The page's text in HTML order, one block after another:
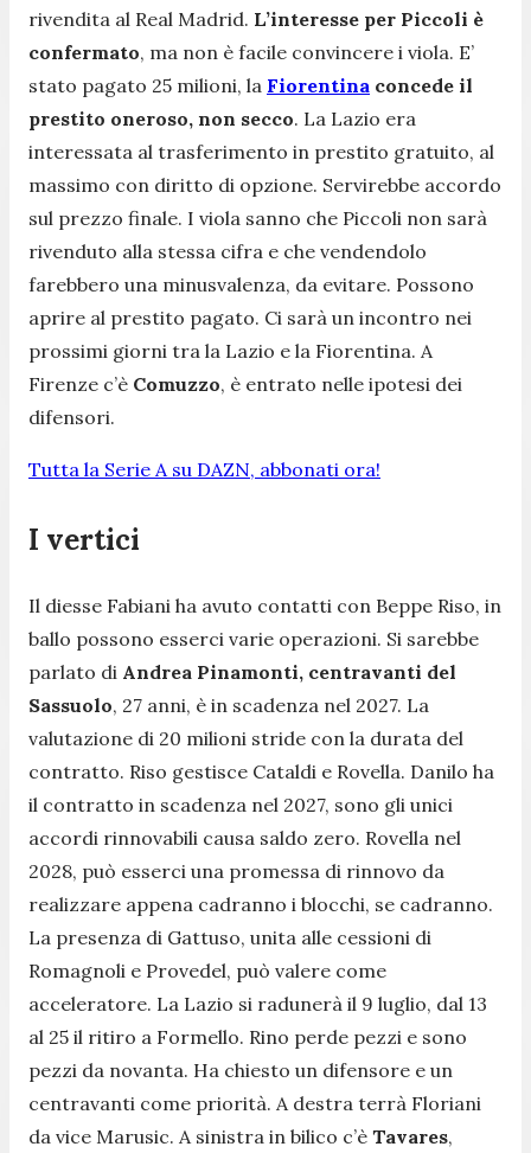
rivendita al Real Madrid. L’interesse per Piccoli è
confermato, ma non è facile convincere i viola. E’
stato pagato 25 milioni, la Fiorentina concede il
prestito oneroso, non secco. La Lazio era
interessata al trasferimento in prestito gratuito, al
massimo con diritto di opzione. Servirebbe accordo
sul prezzo finale. I viola sanno che Piccoli non sarà
rivenduto alla stessa cifra e che vendendolo
farebbero una minusvalenza, da evitare. Possono
aprire al prestito pagato. Ci sarà un incontro nei
prossimi giorni tra la Lazio e la Fiorentina. A
Firenze c’è Comuzzo, è entrato nelle ipotesi dei
difensori.
Tutta la Serie A su DAZN, abbonati ora!
I vertici
Il diesse Fabiani ha avuto contatti con Beppe Riso, in
ballo possono esserci varie operazioni. Si sarebbe
parlato di Andrea Pinamonti, centravanti del
Sassuolo, 27 anni, è in scadenza nel 2027. La
valutazione di 20 milioni stride con la durata del
contratto. Riso gestisce Cataldi e Rovella. Danilo ha
il contratto in scadenza nel 2027, sono gli unici
accordi rinnovabili causa saldo zero. Rovella nel
2028, può esserci una promessa di rinnovo da
realizzare appena cadranno i blocchi, se cadranno.
La presenza di Gattuso, unita alle cessioni di
Romagnoli e Provedel, può valere come
acceleratore. La Lazio si radunerà il 9 luglio, dal 13
al 25 il ritiro a Formello. Rino perde pezzi e sono
pezzi da novanta. Ha chiesto un difensore e un
centravanti come priorità. A destra terrà Floriani
da vice Marusic. A sinistra in bilico c’è Tavares,